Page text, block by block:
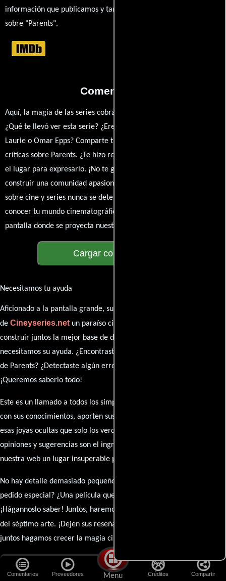
Comentarios Proveedores Menu Créditos Compartir
información que publicamos y también ampliar tu conocimiento
sobre "Parents".
Comentarios
Aquí, la magia de las series cobra vida a través de tus opiniones.
¿Qué te llevó ver esta serie? ¿Eres fan de Greg Yaitanes, Hugh
Laurie o Omar Epps? Comparte tus pensamientos, emociones y
críticas sobre Parents. ¿Te hizo reír, llorar o reflexionar? Este es
el lugar para expresarlo. ¡No te guardes nada! Queremos
construir una comunidad apasionada donde la conversación
sobre cine y series nunca se detenga. Únete a la charla y déjanos
conocer tu mundo cinematográfico. ¡Los comentarios son la
pantalla donde se proyecta nuestra diversidad de opiniones!
Cargar comentarios
Necesitamos tu ayuda
Aficionado a la pantalla grande, su participación es clave para hacer
de Cineyseries.netun paraíso cinéfilo completo. Queremos
construir juntos la mejor base de datos cinematográfica, pero
necesitamos su ayuda. ¿Encontraste algún dato faltante en la ficha
de Parents? ¿Detectaste algún error en la sinopsis o el elenco?
¡Queremos saberlo todo!
Este es un llamado a todos los simpatizantes del cine: contribuyan
con sus conocimientos, aporten sus descubrimientos y compartan
esas joyas ocultas que solo los verdaderos fanáticos conocen. Sus
opiniones y sugerencias son el ingrediente secreto que hará de
nuestra web un lugar insuperable para los amantes del celuloide.
No hay detalle demasiado pequeño ni opinión insignificante. ¿Algún
pedido especial? ¿Una película que sueñas con ver reseñada?
¡Hágannoslo saber! Juntos, haremos de esta comunidad el epicentro
del séptimo arte. ¡Dejen sus reseña en la
juntos hagamos crecer la magia cinematográfica!
Lo más visto en Cineyseries.net